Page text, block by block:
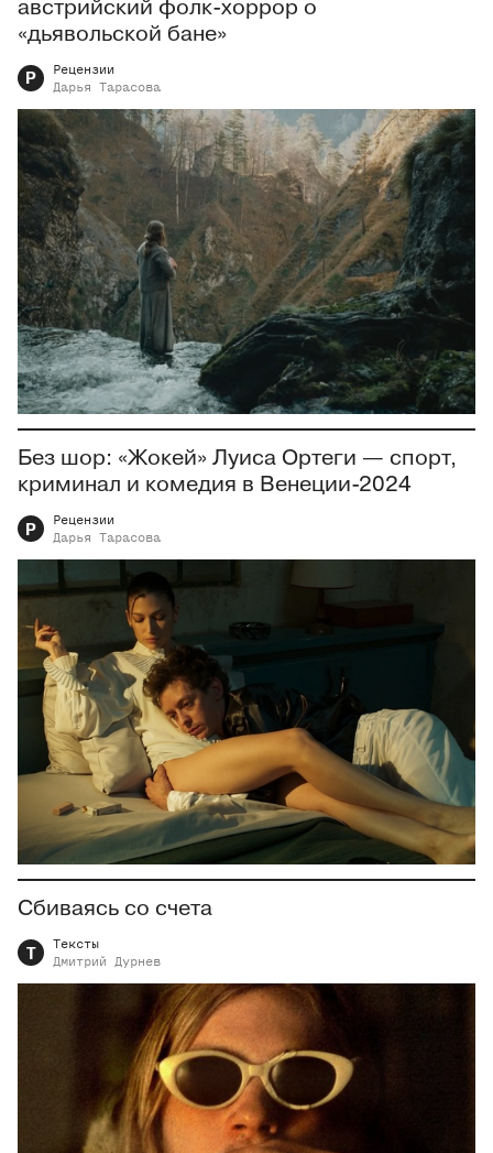
австрийский фолк-хоррор о
«дьявольской бане»
Р
Рецензии
Дарья
Тарасова
Без шор: «Жокей» Луиса Ортеги — спорт,
криминал и комедия в Венеции-2024
Р
Рецензии
Дарья
Тарасова
Сбиваясь со счета
Т
Тексты
Дмитрий
Дурнев